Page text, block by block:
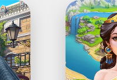
Jewels
of
Rome®
(ロ
ー
マ